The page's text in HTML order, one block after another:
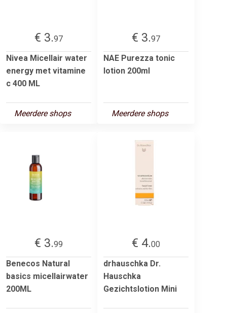
€ 3.97
Nivea Micellair water
energy met vitamine
c 400 ML
Meerdere shops
€ 3.97
NAE Purezza tonic
lotion 200ml
Meerdere shops
€ 3.99
Benecos Natural
basics micellairwater
200ML
€ 4.00
drhauschka Dr.
Hauschka
Gezichtslotion Mini